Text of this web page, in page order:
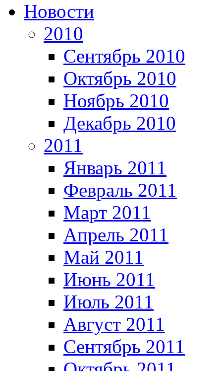
Новости
2010
Сентябрь 2010
Октябрь 2010
Ноябрь 2010
Декабрь 2010
2011
Январь 2011
Февраль 2011
Март 2011
Апрель 2011
Май 2011
Июнь 2011
Июль 2011
Август 2011
Сентябрь 2011